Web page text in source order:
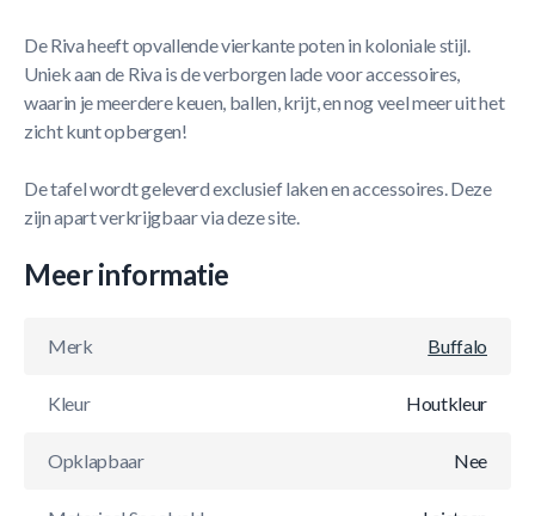
De Riva heeft opvallende vierkante poten in koloniale stijl.
Uniek aan de Riva is de verborgen lade voor accessoires,
waarin je meerdere keuen, ballen, krijt, en nog veel meer uit het
zicht kunt opbergen!
De tafel wordt geleverd exclusief laken en accessoires. Deze
zijn apart verkrijgbaar via deze site.
Meer informatie
Merk Buffalo
Kleur Houtkleur
Opklapbaar Nee